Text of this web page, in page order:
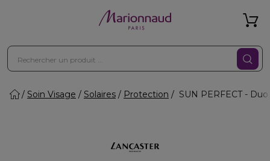
Soin Visage Solaires Protection SUN PERFECT -